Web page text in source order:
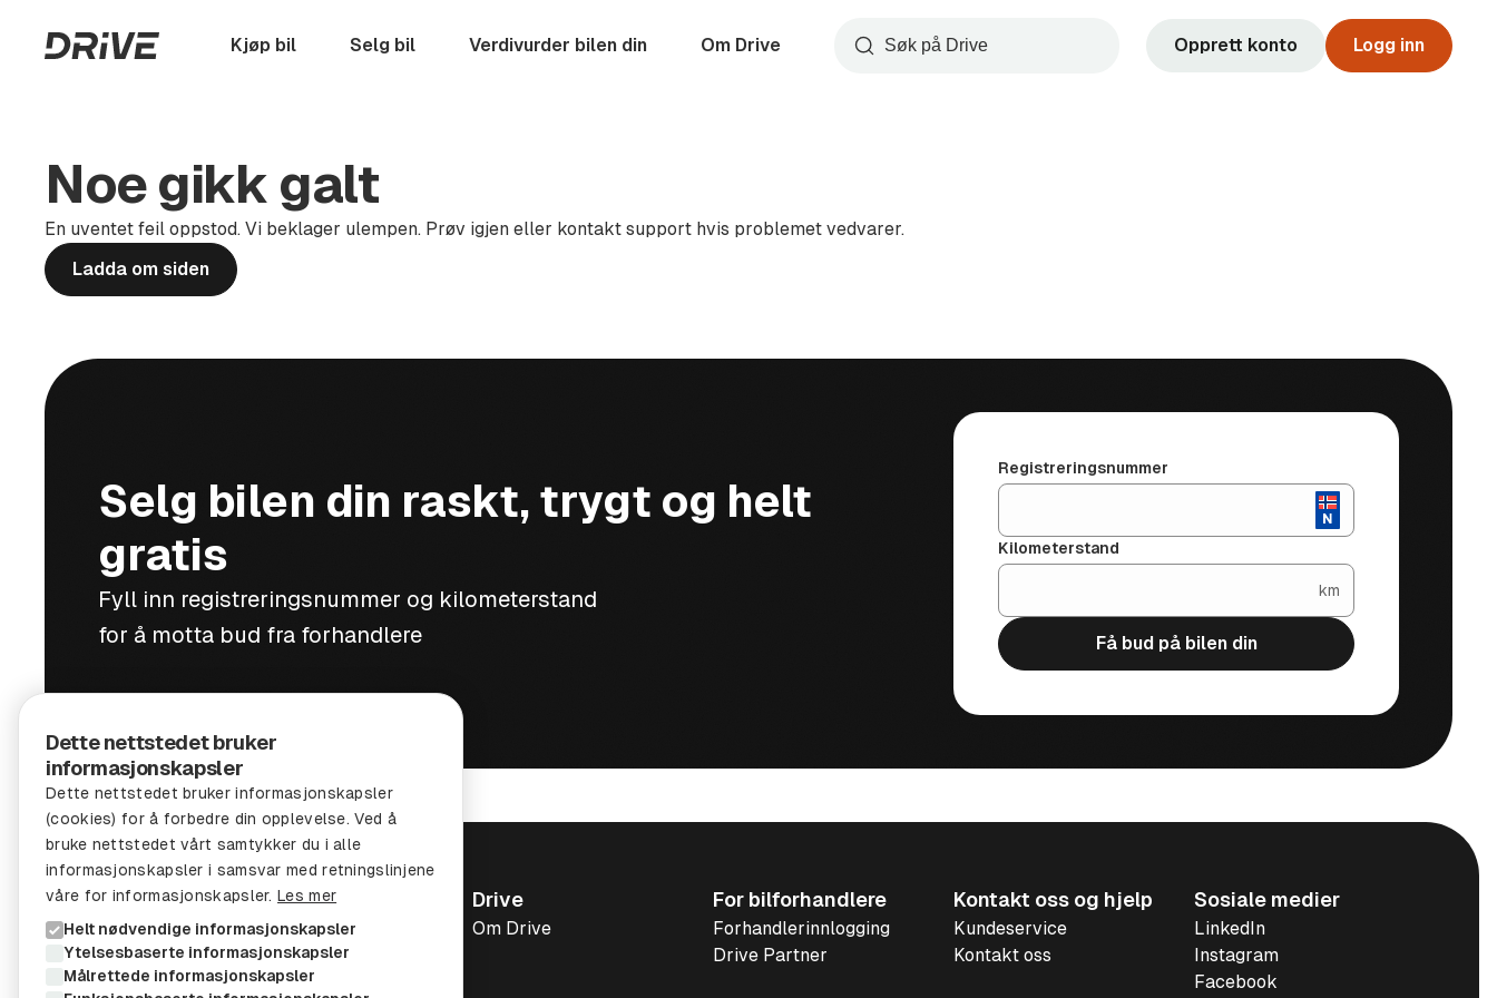
hovedinnhold
Startside Kjøp bil Selg bil Verdivurder bilen din Om Drive Opprett konto Logg inn
Søk
Noe gikk galt
En uventet feil oppstod. Vi beklager ulempen. Prøv igjen eller kontakt support hvis problemet vedvarer.
Ladda om siden
Selg bilen din raskt, trygt og helt
gratis
Fyll inn registreringsnummer og kilometerstand
for å motta bud fra forhandlere
Registreringsnummer
Kilometerstand
km
Få bud på bilen din
Drive
Om Drive
For bilforhandlere
Forhandlerinnlogging
Drive Partner
Kontakt oss og hjelp
Kundeservice
Kontakt oss
Sosiale medier
LinkedIn
Instagram
Facebook
Dette nettstedet bruker
informasjonskapsler
Dette nettstedet bruker informasjonskapsler
(cookies) for å forbedre din opplevelse. Ved å
bruke nettstedet vårt samtykker du i alle
informasjonskapsler i samsvar med retningslinjene
våre for informasjonskapsler.Les mer
Helt nødvendige informasjonskapsler
Ytelsesbaserte informasjonskapsler
Målrettede informasjonskapsler